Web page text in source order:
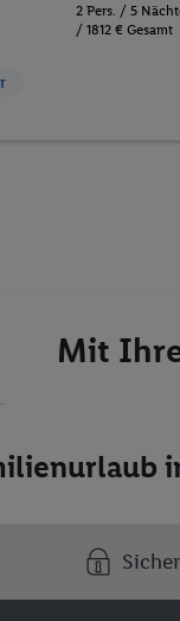
2 Pers. / 5
/ 1812 € Gesamt
Mit